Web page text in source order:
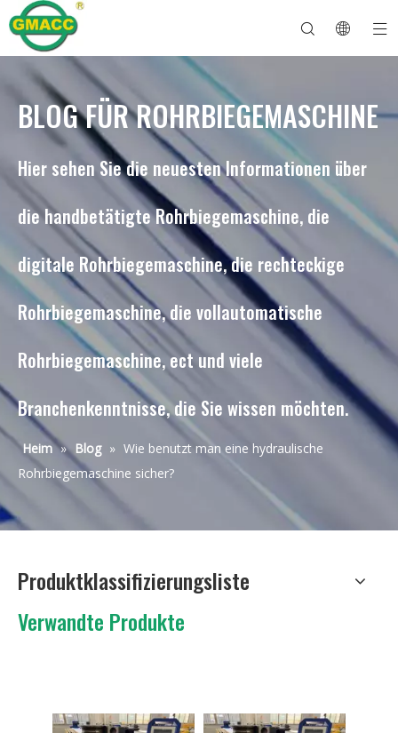
BLOG FÜR ROHRBIEGEMASCHINE
Hier sehen Sie die neuesten Informationen über
die handbetätigte Rohrbiegemaschine, die
digitale Rohrbiegemaschine, die rechteckige
Rohrbiegemaschine, die vollautomatische
Rohrbiegemaschine, ect und viele
Branchenkenntnisse, die Sie wissen möchten.
Heim » Blog » Wie benutzt man eine hydraulische
Rohrbiegemaschine sicher?
Produktklassifizierungsliste
Verwandte Produkte